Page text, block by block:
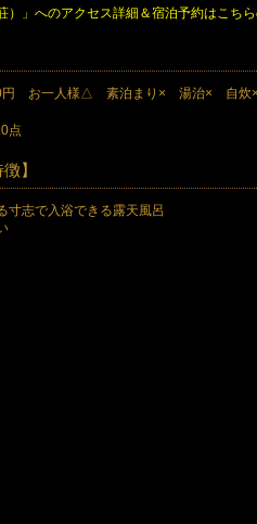
」へのアクセス詳細＆宿泊予約はこち
円 お一人様△ 素泊まり× 湯治× 自炊×
点
】
志で入浴できる露天風呂